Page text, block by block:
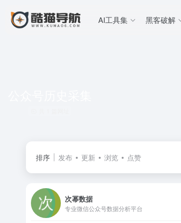
AI工具集 黑客破解
排序 发布 更新 浏览 点赞
次幂数据
专业微信公众号数据分析平台